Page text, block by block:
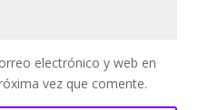
electrónico y web en
vez que comente.